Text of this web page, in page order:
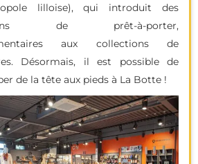
lilloise), qui introduit des
de prêt-à-porter,
aux collections de
Désormais, il est possible de
de la tête aux pieds à La Botte !